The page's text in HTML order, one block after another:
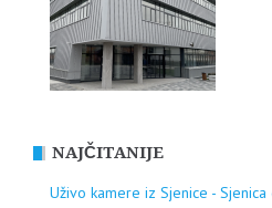
NAJČITANIJE
Uživo kamere iz Sjenice -